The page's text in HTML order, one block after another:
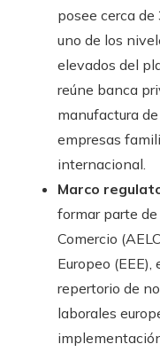
posee cerca
uno de los
elevados del
reúne banca
manufactura
empresas
internacional.
Marco
formar parte
Comercio
Europeo
repertorio de
laborales